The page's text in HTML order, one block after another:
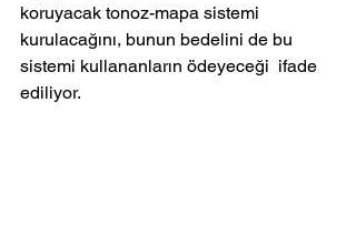
koruyacak tonoz-mapa sistemi
kurulacağını, bunun bedelini de bu
sistemi kullananların ödeyeceği  ifade
ediliyor.